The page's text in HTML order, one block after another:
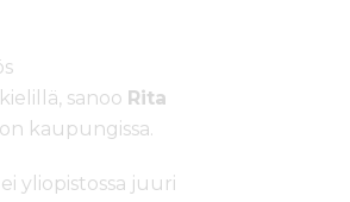
sanoo Rita
kaupungissa.
yliopistossa juuri